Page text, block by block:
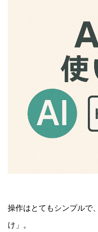
操作はとてもシンプルで
け」。